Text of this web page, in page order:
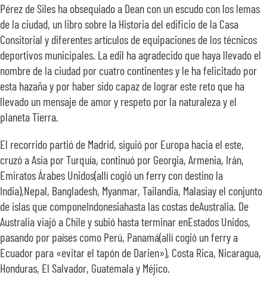
Pérez de Siles ha obsequiado a Dean con un escudo con los lemas
de la ciudad, un libro sobre la Historia del edificio de la Casa
Consitorial y diferentes artículos de equipaciones de los técnicos
deportivos municipales. La edil ha agradecido que haya llevado el
nombre de la ciudad por cuatro continentes y le ha felicitado por
esta hazaña y por haber sido capaz de lograr este reto que ha
llevado un mensaje de amor y respeto por la naturaleza y el
planeta Tierra.
El recorrido partió de Madrid, siguió por Europa hacia el este,
cruzó a Asia por Turquía, continuó por Georgia, Armenia, Irán,
Emiratos Árabes Unidos(allí cogió un ferry con destino la
India),Nepal, Bangladesh, Myanmar, Tailandia, Malasiay el conjunto
de islas que componeIndonesiahasta las costas deAustralia. De
Australia viajó a Chile y subió hasta terminar enEstados Unidos,
pasando por países como Perú, Panamá(allí cogió un ferry a
Ecuador para «evitar el tapón de Darien»), Costa Rica, Nicaragua,
Honduras, El Salvador, Guatemala y Méjico.